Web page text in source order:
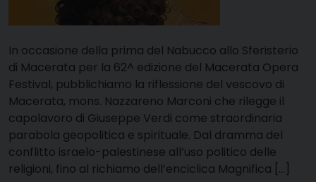
In occasione della prima del Nabucco allo Sferisterio
di Macerata per la 62^ edizione del Macerata Opera
Festival, pubblichiamo la riflessione del vescovo di
Macerata, mons. Nazzareno Marconi che rilegge il
capolavoro di Giuseppe Verdi come straordinaria
parabola geopolitica e spirituale. Dal dramma del
conflitto israelo-palestinese all’uso politico delle
religioni, fino al richiamo dell’enciclica Magnifica […]